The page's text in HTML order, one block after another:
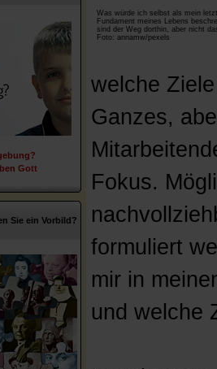
Gott
Sie ein Vorbild?
Was würde ich selbst als mein
Fundament meines Lebens
sind der Weg dorthin, aber nicht
Foto: annamw/pexels
welche
Ganzes,
Fokus.
formuliert
mir in
und welche